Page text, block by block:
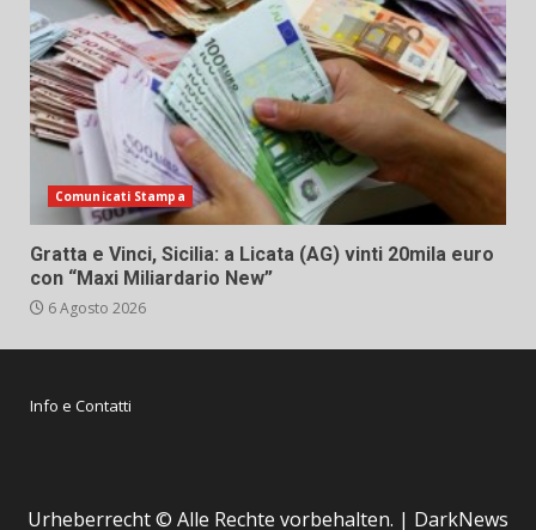
Comunicati Stampa
Gratta e Vinci, Sicilia: a Licata (AG) vinti 20mila euro
con “Maxi Miliardario New”
6 Agosto 2026
Info e Contatti
Urheberrecht © Alle Rechte vorbehalten. | DarkNews